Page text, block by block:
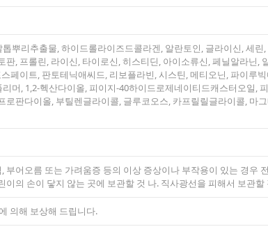
뿌리추출물, 하이드롤라이즈드콜라겐, 알란토인, 글라이신, 세린
, 프롤린, 라이신, 타이로신, 히스티딘, 아이소류신, 페닐알라닌,
페이트, 판토테닉애씨드, 리보플라빈, 시스틴, 메티오닌, 파이루
, 1,2-헥산다이올, 피이지-40하이드로제네이티드캐스터오일,
판다이올, 부틸렌글라이콜, 글루코오스, 카프릴릴글라이콜, 마
어오름 또는 가려움증 등의 이상 증상이나 부작용이 있는 경우
의 손이 닿지 않는 곳에 보관할 것 나. 직사광선을 피해서 보관할
의해 보상해 드립니다.